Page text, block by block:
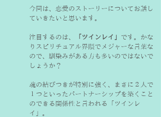
今回は、恋愛のストーリーについてお話し
ていきたいと思います。
注目するのは、 「ツインレイ」 です。かな
りスピリチュアル界隈でメジャーな言葉な
ので、馴染みがある方も多いのではないで
しょうか？
魂の結びつきが特別に強く、まさに２人で
１つといったパートナーシップを築くこと
のできる関係性と言われる「ツインレ
イ」。